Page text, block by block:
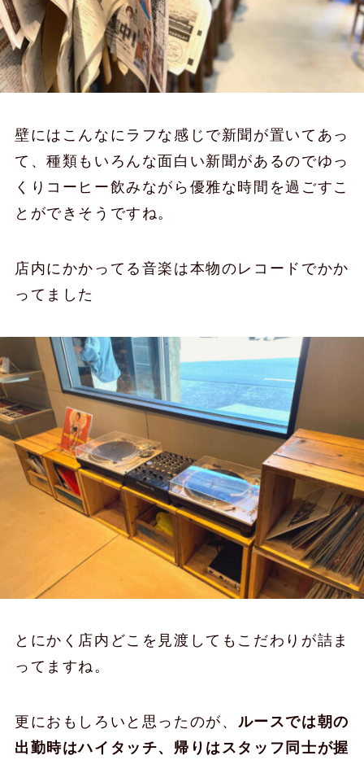
壁にはこんなにラフな感じで新聞が置いてあっ
て、種類もいろんな面白い新聞があるのでゆっ
くりコーヒー飲みながら優雅な時間を過ごすこ
とができそうですね。
店内にかかってる音楽は本物のレコードでかか
ってました
とにかく店内どこを見渡してもこだわりが詰ま
ってますね。
更におもしろいと思ったのが、 ルースでは朝の
出勤時はハイタッチ、帰りはスタッフ同士が握